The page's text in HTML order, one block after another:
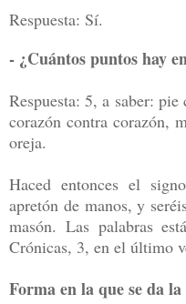
Respuesta: Sí.
- ¿Cuántos puntos hay
Respuesta: 5, a saber:
corazón contra corazón,
oreja.
Haced entonces el
apretón de manos, y
masón. Las palabras
Crónicas, 3, en el último
Forma en la que se da